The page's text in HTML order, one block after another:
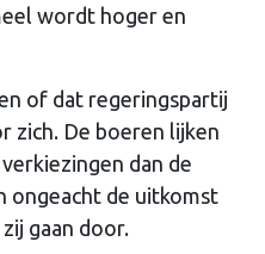
wordt hoger en
of dat regeringspartij
zich. De boeren lijken
dan de
ongeacht de uitkomst
gaan door.